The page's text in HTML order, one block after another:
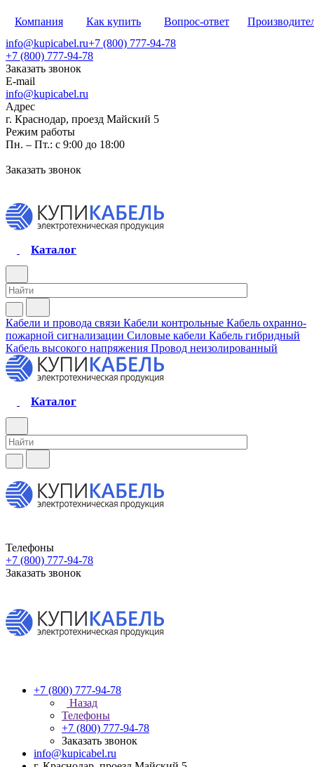
Компания Как купить Вопрос-ответ
info@kupicabel.ru+7 (800) 777-94-78
+7 (800) 777-94-78
Заказать звонок
E-mail
info@kupicabel.ru
Адрес
г. Краснодар, проезд Майский 5
Режим работы
Пн. – Пт.: с 9:00 до 18:00
Заказать звонок
Каталог
Кабели и провода связи Кабели контрольные Кабель охранно-
пожарной сигнализации Силовые кабели Кабель гибридный
Кабель высокого напряжения Провод неизолированный
Каталог
Телефоны
+7 (800) 777-94-78
Заказать звонок
+7 (800) 777-94-78
Назад
Телефоны
+7 (800) 777-94-78
Заказать звонок
info@kupicabel.ru